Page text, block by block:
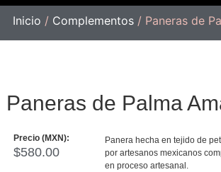
Inicio / Complementos/ Paneras de
Paneras de Palma
Precio (MXN):
$580.00
Panera hecha en tejido de
por artesanos mexicanos
en proceso artesanal.